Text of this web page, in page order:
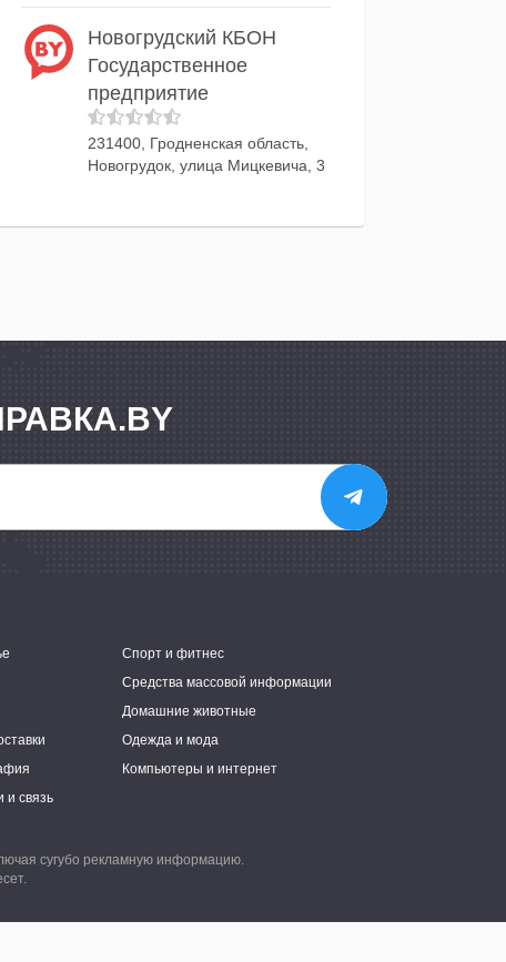
Новогрудский КБОН
Государственное
предприятие
231400, Гродненская область,
Новогрудок, улица Мицкевича, 3
Спорт и фитнес
Средства массовой информации
Домашние животные
Одежда и мода
Компьютеры и интернет
и связь
сугубо рекламную информацию.